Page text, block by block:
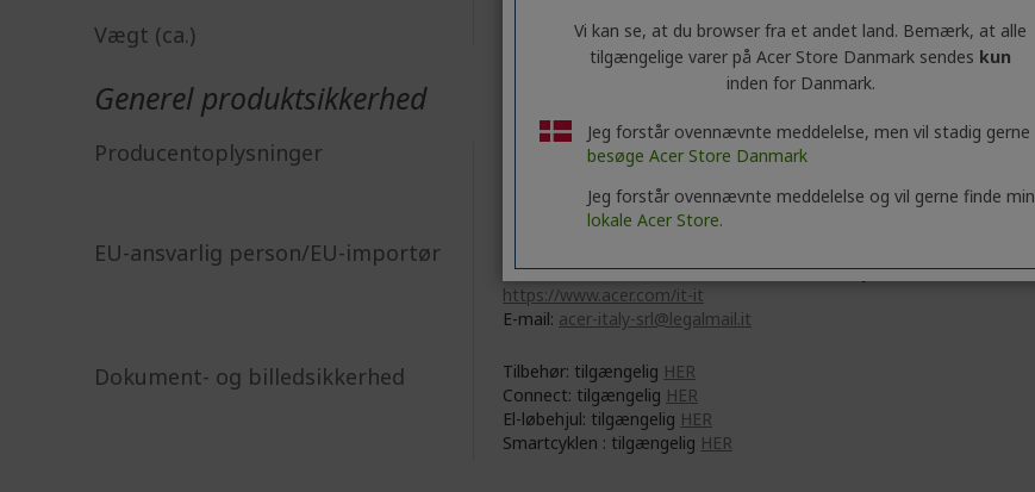
Vægt (ca.)
Generel produktsikkerhed
Producentoplysninger
Acer Inc.
8F, No. 88, Section 1, Xin Tai 5th Road, Xizhi
New Taipei City 221
EU-ansvarlig person/EU-importør
Viale delle Industrie 1/A, 20044 Arese (MI), Italy
https://www.acer.com/it-it
E-mail: acer-italy-srl@legalmail.it
Dokument- og billedsikkerhed Tilbehør: tilgængelig HER
Connect: tilgængelig HER
El-løbehjul: tilgængelig HER
Smartcyklen : tilgængelig HER
Vi kan se, at du browser fra et andet land. Bemærk, at alle
tilgængelige varer på Acer Store Danmark sendes kun
inden for Danmark.
Jeg forstår ovennævnte meddelelse, men vil stadig gerne
besøge Acer Store Danmark
Jeg forstår ovennævnte meddelelse og vil gerne finde min
lokale Acer Store.